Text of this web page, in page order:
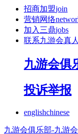
招商加盟join
营销网络
加入三鼎jobs
联系九游会真
九游会俱
投诉举报
englishchinese
九游会俱乐部-九游